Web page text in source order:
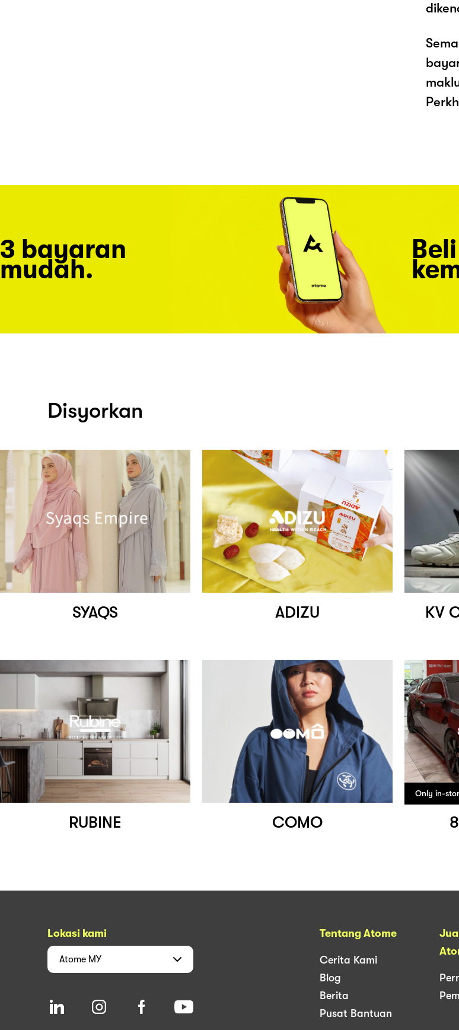
3 bayaran
mudah.
Disyorkan
SYAQS ADIZU KV
RUBINE COMO
Only in-
Lokasi kami
Atome MY
Tentang Atome
Cerita Kami
Blog
Berita
Pusat Bantuan